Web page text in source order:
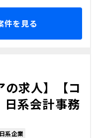
件を見る
の求人】【コ
日系会計事務
日系企業